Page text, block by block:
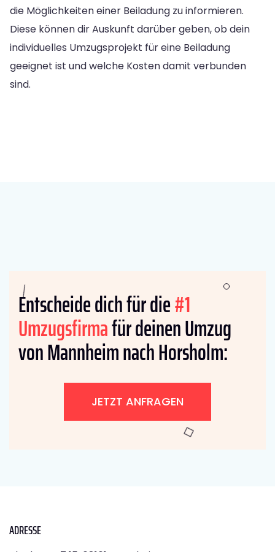
die Möglichkeiten einer Beiladung zu informieren.
Diese können dir Auskunft darüber geben, ob dein
individuelles Umzugsprojekt für eine Beiladung
geeignet ist und welche Kosten damit verbunden
sind.
Entscheide dich für die#1
Umzugsfirmafür deinen Umzug
von Mannheim nach Horsholm:
JETZT ANFRAGEN
ADRESSE